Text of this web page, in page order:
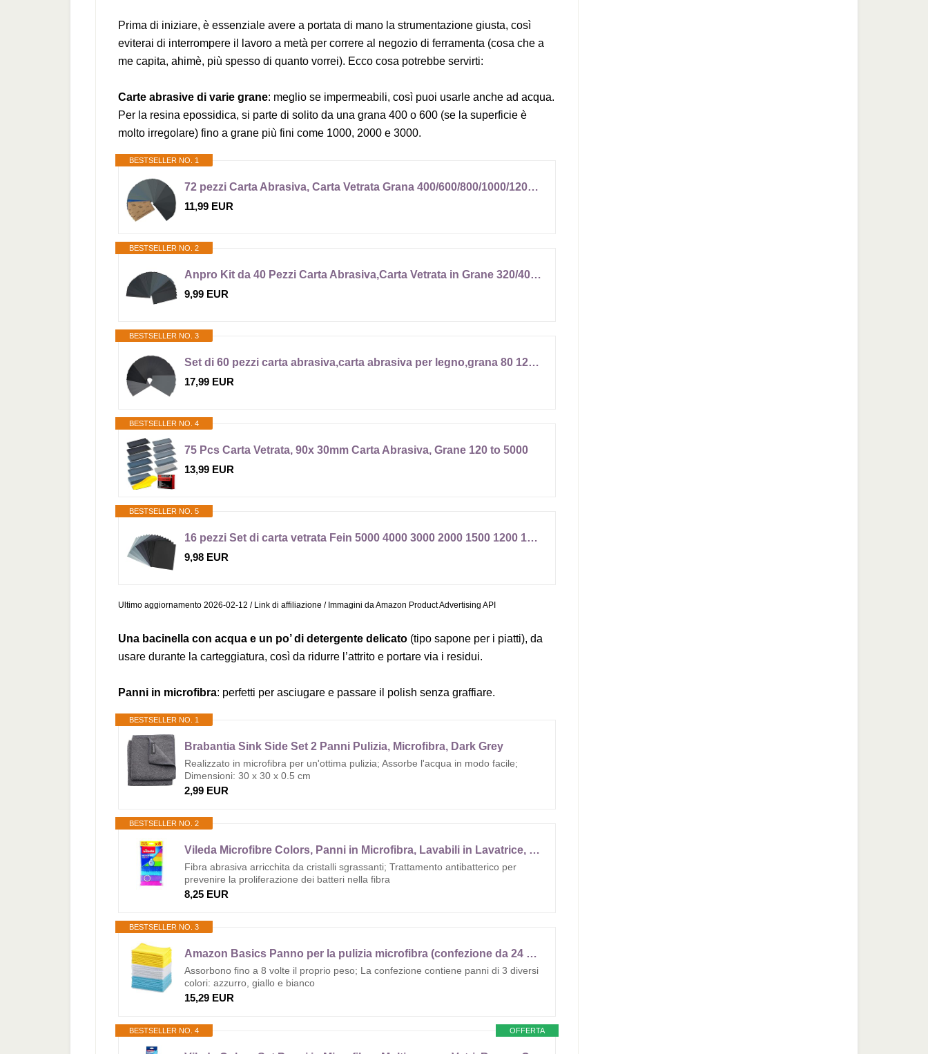
Prima di iniziare, è essenziale avere a portata di mano la strumentazione giusta, così
eviterai di interrompere il lavoro a metà per correre al negozio di ferramenta (cosa che a
me capita, ahimè, più spesso di quanto vorrei). Ecco cosa potrebbe servirti:
Carte abrasive di varie grane: meglio se impermeabili, così puoi usarle anche ad acqua.
Per la resina epossidica, si parte di solito da una grana 400 o 600 (se la superficie è
molto irregolare) fino a grane più fini come 1000, 2000 e 3000.
BESTSELLER NO. 1
72 pezzi Carta Abrasiva, Carta Vetrata Grana 400/600/800/1000/1200/1500/2000/2500/3000, Impermeabile Levigatura a Secco e Umido Sandpaper per Legno Carrozzeria Metallo, 9 x 23 cm
11,99 EUR
BESTSELLER NO. 2
Anpro Kit da 40 Pezzi Carta Abrasiva,Carta Vetrata in Grane 320/400/ 600/ 800/ 1000/ 1200/ 1500/ 2000/ 2500/ 3000,Impermeabile Levigatura a Secco e Umido Sandpaper
9,99 EUR
BESTSELLER NO. 3
Set di 60 pezzi carta abrasiva,carta abrasiva per legno,grana 80 120 150 180 240 320 400 600 800 1000 1200 1500 2000 2500 3000,utilizzabile a secco e bagnato,adatto per auto, pietra, vernice, metallo
17,99 EUR
BESTSELLER NO. 4
75 Pcs Carta Vetrata, 90x 30mm Carta Abrasiva, Grane 120 to 5000
13,99 EUR
BESTSELLER NO. 5
16 pezzi Set di carta vetrata Fein 5000 4000 3000 2000 1500 1200 1000 800 carta abrasiva bagnata e asciutta per auto, mobili in legno, metallo, pietra, vernice, vetro, 23 x 28 cm
9,98 EUR
Ultimo aggiornamento 2026-02-12 / Link di affiliazione / Immagini da Amazon Product Advertising API
Una bacinella con acqua e un po’ di detergente delicato (tipo sapone per i piatti), da
usare durante la carteggiatura, così da ridurre l’attrito e portare via i residui.
Panni in microfibra: perfetti per asciugare e passare il polish senza graffiare.
BESTSELLER NO. 1
Brabantia Sink Side Set 2 Panni Pulizia, Microfibra, Dark Grey
Realizzato in microfibra per un'ottima pulizia; Assorbe l'acqua in modo facile;
Dimensioni: 30 x 30 x 0.5 cm
2,99 EUR
BESTSELLER NO. 2
Vileda Microfibre Colors, Panni in Microfibra, Lavabili in Lavatrice, Riutilizzabili, Multicolore, 30x 30 cm, 8 Pezzi
Fibra abrasiva arricchita da cristalli sgrassanti; Trattamento antibatterico per
prevenire la proliferazione dei batteri nella fibra
8,25 EUR
BESTSELLER NO. 3
Amazon Basics Panno per la pulizia microfibra (confezione da 24 unità), Multicolore, 30.5 L x 40.5 D cm
Assorbono fino a 8 volte il proprio peso; La confezione contiene panni di 3 diversi
colori: azzurro, giallo e bianco
15,29 EUR
OFFERTA
BESTSELLER NO. 4